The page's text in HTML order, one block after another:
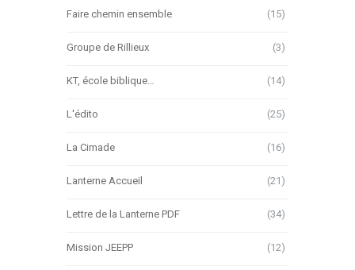
Faire chemin ensemble (15)
Groupe de Rillieux (3)
KT, école biblique… (14)
L'édito (25)
La Cimade (16)
Lanterne Accueil (21)
Lettre de la Lanterne PDF (34)
Mission JEEPP (12)